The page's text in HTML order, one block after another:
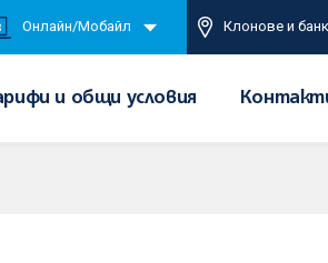
Онлайн/Мобайл Клонове и
и общи условия